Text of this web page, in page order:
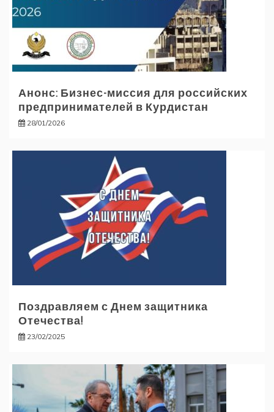
Анонс: Бизнес-миссия для российских
предпринимателей в Курдистан
28/01/2026
Поздравляем с Днем защитника
Отечества!
23/02/2025